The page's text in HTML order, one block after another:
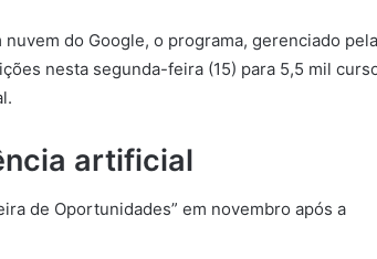
do Google, o programa, gerenciado pela
nesta segunda-feira (15) para 5,5 mil
artificial
de Oportunidades” em novembro após a